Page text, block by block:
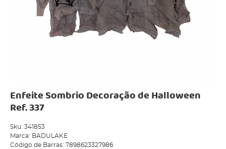
Enfeite Sombrio Decoração de Halloween
Ref. 337
Sku: 341853
Marca: BADULAKE
Código de Barras: 7898623327986